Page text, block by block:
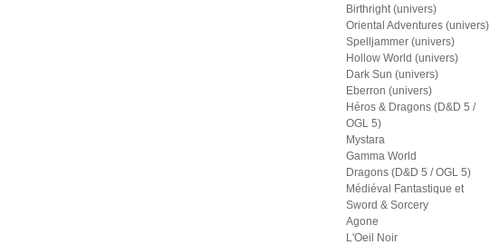
Birthright (univers)
Oriental Adventures (univers)
Spelljammer (univers)
Hollow World (univers)
Dark Sun (univers)
Eberron (univers)
Héros & Dragons (D&D 5 /
OGL 5)
Mystara
Gamma World
Dragons (D&D 5 / OGL 5)
Médiéval Fantastique et
Sword & Sorcery
Agone
L'Oeil Noir